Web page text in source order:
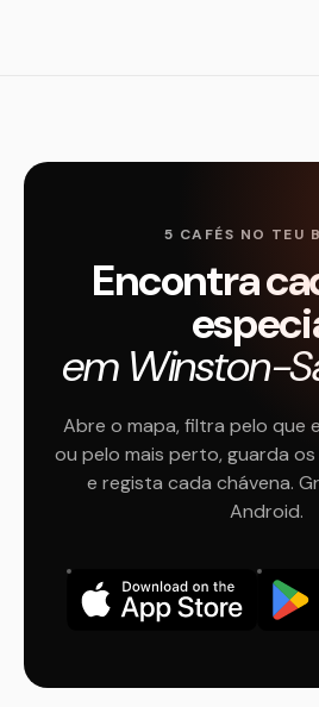
5 CAFÉS NO TEU
Encontra
em Winston-
Abre o mapa, filtra pelo que
ou pelo mais perto, guarda
e regista cada chávena.
Android.